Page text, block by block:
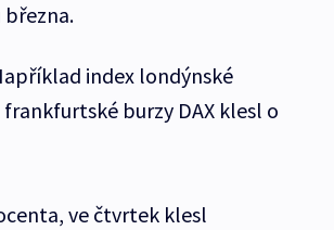
index londýnské
burzy DAX klesl o
ve čtvrtek klesl